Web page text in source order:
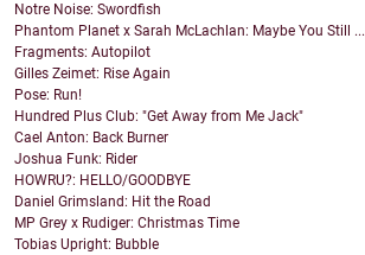
Notre Noise: Swordfish
Phantom Planet x Sarah McLachlan: Maybe You Still ...
Fragments: Autopilot
Gilles Zeimet: Rise Again
Pose: Run!
Hundred Plus Club: "Get Away from Me Jack"
Cael Anton: Back Burner
Joshua Funk: Rider
HOWRU?: HELLO/GOODBYE
Daniel Grimsland: Hit the Road
MP Grey x Rudiger: Christmas Time
Tobias Upright: Bubble